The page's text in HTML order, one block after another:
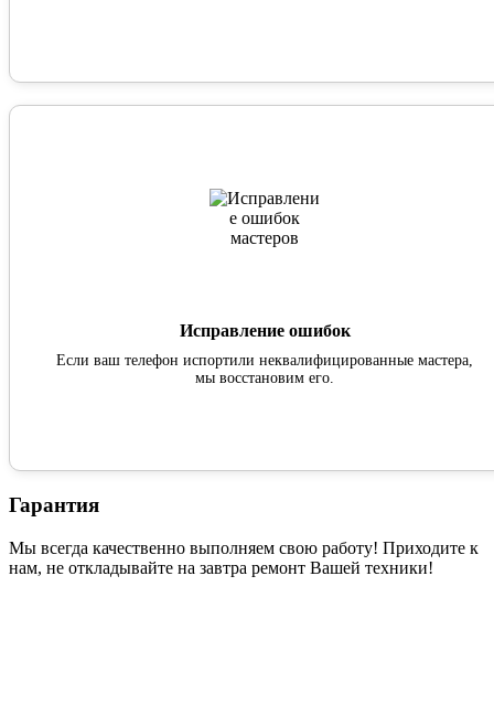
Исправление ошибок
Если ваш телефон испортили неквалифицированные мастера,
мы восстановим его.
Гарантия
Мы всегда качественно выполняем свою работу! Приходите к
нам, не откладывайте на завтра ремонт Вашей техники!